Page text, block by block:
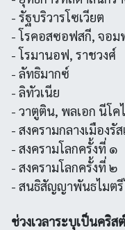
- รัฐบริวารโซเวียต
- โรคอสซอฟสกี, จอ
- โรมานอฟ, ราชวงศ์
- ลัทธิมากซ์
- ลิทัวเนีย
- วาตูติน, พลเอก นีโค
- สงครามกลางเมืองรั
- สงครามโลกครั้งที่ ๑
- สงครามโลกครั้งที่ ๒
- สนธิสัญญาพันธไมตรี
ช่วงเวลาระบุเป็นคริส